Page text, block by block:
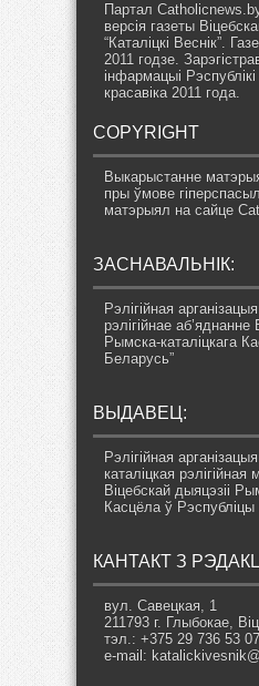
Партал
версія газеты
“Каталіцкі Веснік”.
2011 годзе.
інфармацыі
красавіка 2011 года.
COPYRIGHT
Выкарыстанне
пры ўмове
матэрыял на сайце
ЗАСНАВАЛЬНІК:
Рэлігійная
рэлігійнае
Рымска-каталіцкага
Беларусь”
ВЫДАВЕЦ:
Рэлігійная
каталіцкая рэлігійная
Віцебскай дыяцэзіі
Касцёла ў Рэспубліцы
КАНТАКТ З
вул. Савецкая, 1
211793 г. Глыбокае,
тэл.: +375 29 736 53
e-mail: